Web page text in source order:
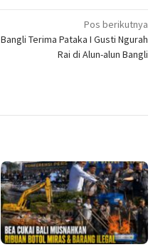
Pos berikutnya
Bangli Terima Pataka I Gusti Ngurah
Rai di Alun-alun Bangli